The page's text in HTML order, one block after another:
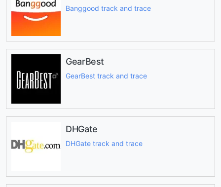
Banggood track and trace
GearBest
GearBest track and trace
DHGate
DHGate track and trace